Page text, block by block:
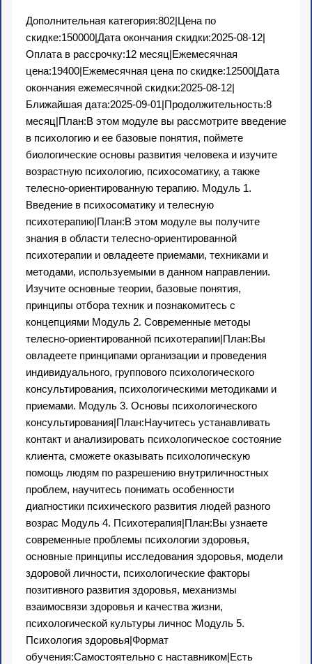
Дополнительная категория:802|Цена по
скидке:150000|Дата окончания скидки:2025-08-12|
Оплата в рассрочку:12 месяц|Ежемесячная
цена:19400|Ежемесячная цена по скидке:12500|Дата
окончания ежемесячной скидки:2025-08-12|
Ближайшая дата:2025-09-01|Продолжительность:8
месяц|План:В этом модуле вы рассмотрите введение
в психологию и ее базовые понятия, поймете
биологические основы развития человека и изучите
возрастную психологию, психосоматику, а также
телесно-ориентированную терапию. Модуль 1.
Введение в психосоматику и телесную
психотерапию|План:В этом модуле вы получите
знания в области телесно-ориентированной
психотерапии и овладеете приемами, техниками и
методами, используемыми в данном направлении.
Изучите основные теории, базовые понятия,
принципы отбора техник и познакомитесь с
концепциями Модуль 2. Современные методы
телесно-ориентированной психотерапии|План:Вы
овладеете принципами организации и проведения
индивидуального, группового психологического
консультирования, психологическими методиками и
приемами. Модуль 3. Основы психологического
консультирования|План:Научитесь устанавливать
контакт и анализировать психологическое состояние
клиента, сможете оказывать психологическую
помощь людям по разрешению внутриличностных
проблем, научитесь понимать особенности
диагностики психического развития людей разного
возрас Модуль 4. Психотерапия|План:Вы узнаете
современные проблемы психологии здоровья,
основные принципы исследования здоровья, модели
здоровой личности, психологические факторы
позитивного развития здоровья, механизмы
взаимосвязи здоровья и качества жизни,
психологической культуры личнос Модуль 5.
Психология здоровья|Формат
обучения:Самостоятельно с наставником|Есть